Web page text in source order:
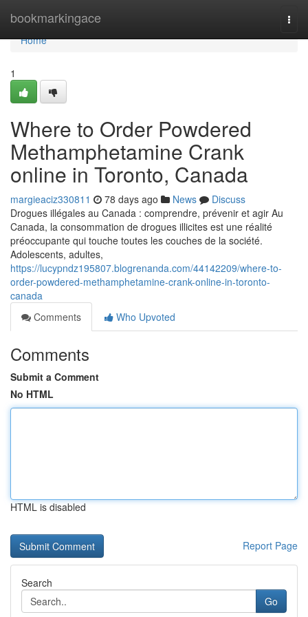
bookmarkingace
Home
Home
1
Where to Order Powdered
Methamphetamine Crank
online in Toronto, Canada
margieaciz330811 78 days ago News
Discuss
Drogues illégales au Canada : comprendre, prévenir et agir Au
Canada, la consommation de drogues illicites est une réalité
préoccupante qui touche toutes les couches de la société.
Adolescents, adultes,
https://lucypndz195807.blogrenanda.com/44142209/where-to-
order-powdered-methamphetamine-crank-online-in-toronto-
canada
Comments
Who Upvoted
Comments
Submit a Comment
No HTML
HTML is disabled
Report Page
Search
Go